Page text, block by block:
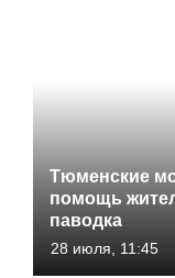
Тюменские
помощь
паводка
28 июля, 11:45